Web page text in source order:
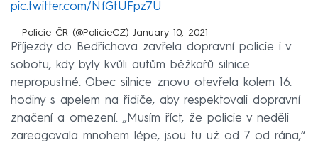
pic.twitter.com/NfGtUFpz7U
— Policie ČR (@PolicieCZ) January 10, 2021
Příjezdy do Bedřichova zavřela dopravní policie i v
sobotu, kdy byly kvůli autům běžkařů silnice
nepropustné. Obec silnice znovu otevřela kolem 16.
hodiny s apelem na řidiče, aby respektovali dopravní
značení a omezení. „Musím říct, že policie v neděli
zareagovala mnohem lépe, jsou tu už od 7 od rána,“